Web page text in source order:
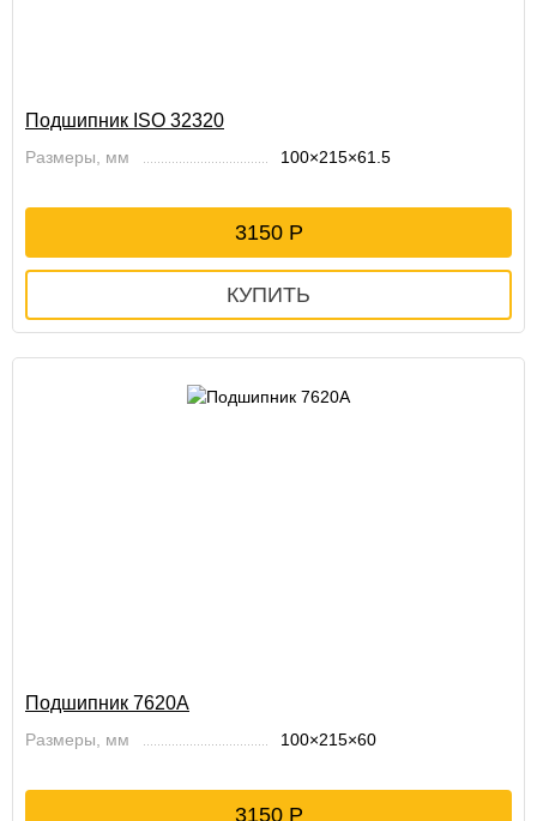
Подшипник ISO 32320
Размеры, мм 100×215×61.5
3150
Подшипник 7620А
Размеры, мм 100×215×60
3150